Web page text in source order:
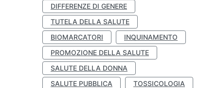
DIFFERENZE DI GENERE
TUTELA DELLA SALUTE
BIOMARCATORI
INQUINAMENTO
PROMOZIONE DELLA SALUTE
SALUTE DELLA DONNA
SALUTE PUBBLICA
TOSSICOLOGIA